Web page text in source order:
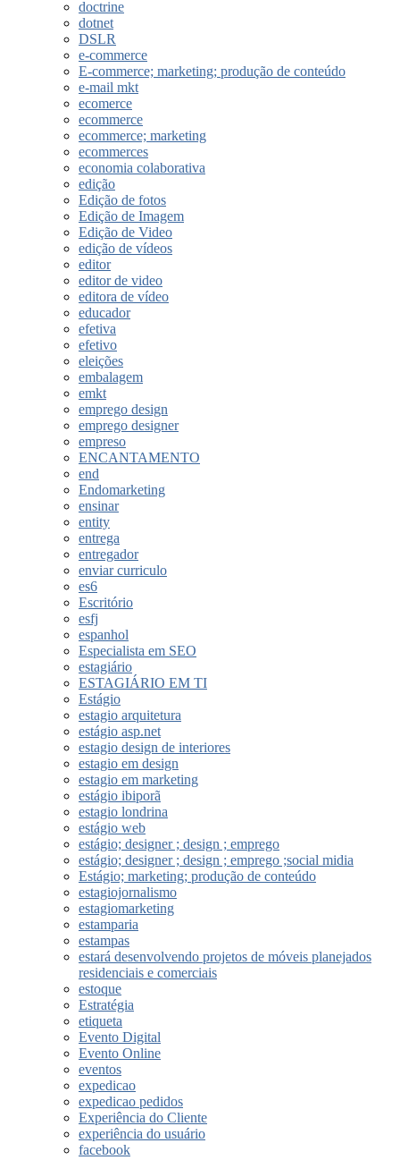
doctrine
dotnet
DSLR
e-commerce
E-commerce; marketing; produção de conteúdo
e-mail mkt
ecomerce
ecommerce
ecommerce; marketing
ecommerces
economia colaborativa
edição
Edição de fotos
Edição de Imagem
Edição de Video
edição de vídeos
editor
editor de video
editora de vídeo
educador
efetiva
efetivo
eleições
embalagem
emkt
emprego design
emprego designer
empreso
ENCANTAMENTO
end
Endomarketing
ensinar
entity
entrega
entregador
enviar curriculo
es6
Escritório
esfj
espanhol
Especialista em SEO
estagiário
ESTAGIÁRIO EM TI
Estágio
estagio arquitetura
estágio asp.net
estagio design de interiores
estagio em design
estagio em marketing
estágio ibiporã
estagio londrina
estágio web
estágio; designer ; design ; emprego
estágio; designer ; design ; emprego ;social midia
Estágio; marketing; produção de conteúdo
estagiojornalismo
estagiomarketing
estamparia
estampas
estará desenvolvendo projetos de móveis planejados
residenciais e comerciais
estoque
Estratégia
etiqueta
Evento Digital
Evento Online
eventos
expedicao
expedicao pedidos
Experiência do Cliente
experiência do usuário
facebook